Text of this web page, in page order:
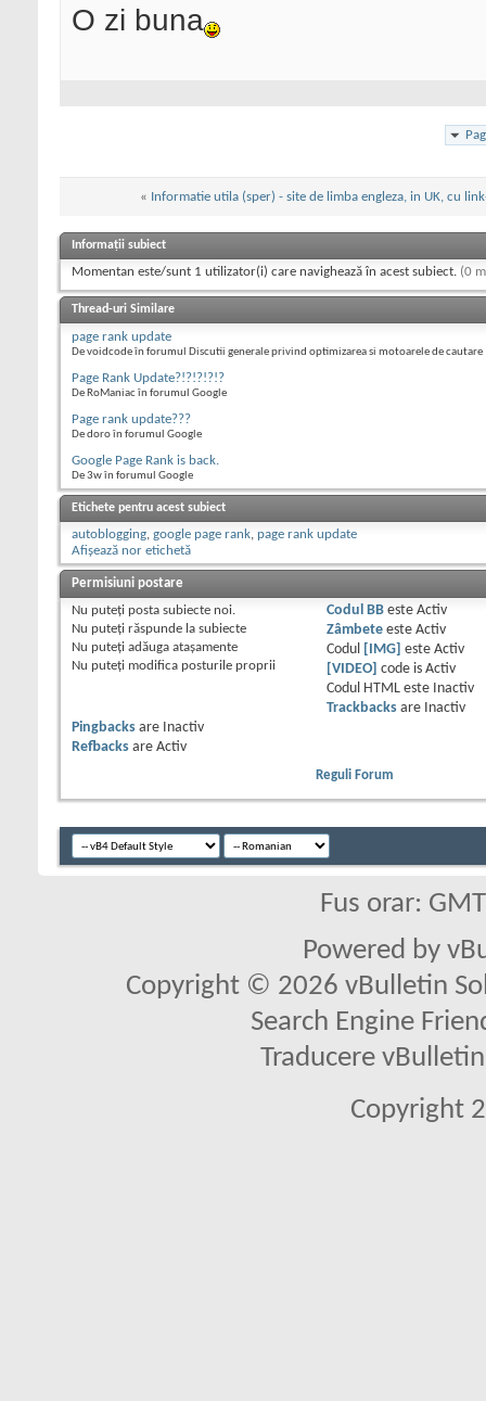
O zi buna
« Informatie utila (sper) - site de limba engleza, in UK, cu
Informații subiect
Momentan este/sunt 1 utilizator(i) care navighează în acest subiect. (0
Thread-uri Similare
page rank update
De voidcode în forumul Discutii generale privind optimizarea si motoarele de cautare
Page Rank Update?!?!?!?!?
De RoManiac în forumul Google
Page rank update???
De doro în forumul Google
Google Page Rank is back.
De 3w în forumul Google
Etichete pentru acest subiect
autoblogging, google page rank, page rank update
Afișează nor etichetă
Permisiuni postare
Nu puteţi posta subiecte noi.
Nu puteţi răspunde la subiecte
Nu puteţi adăuga ataşamente
Nu puteţi modifica posturile proprii
Codul BBeste Activ
Zâmbeteeste Activ
Codul
[IMG] este Activ
[VIDEO] code is Activ
Codul HTML este
Inactiv
Trackbacksare
Inactiv
Pingbacks are
Inactiv
Refbacks are Activ
Reguli Forum
Fus orar:
Powered by
Copyright © 2026 vBulletin
Search Engine
Traducere
Copyright